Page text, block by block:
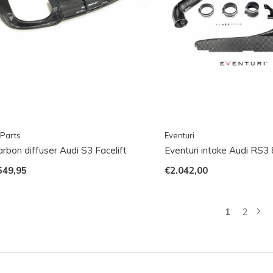
diffuser Audi S3 Facelift
Eventuri
Eventuri intake Audi RS3
€2.042,00
1 2